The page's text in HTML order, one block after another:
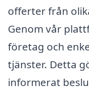
offerter från
Genom vår
företag och
tjänster. Detta
informerat